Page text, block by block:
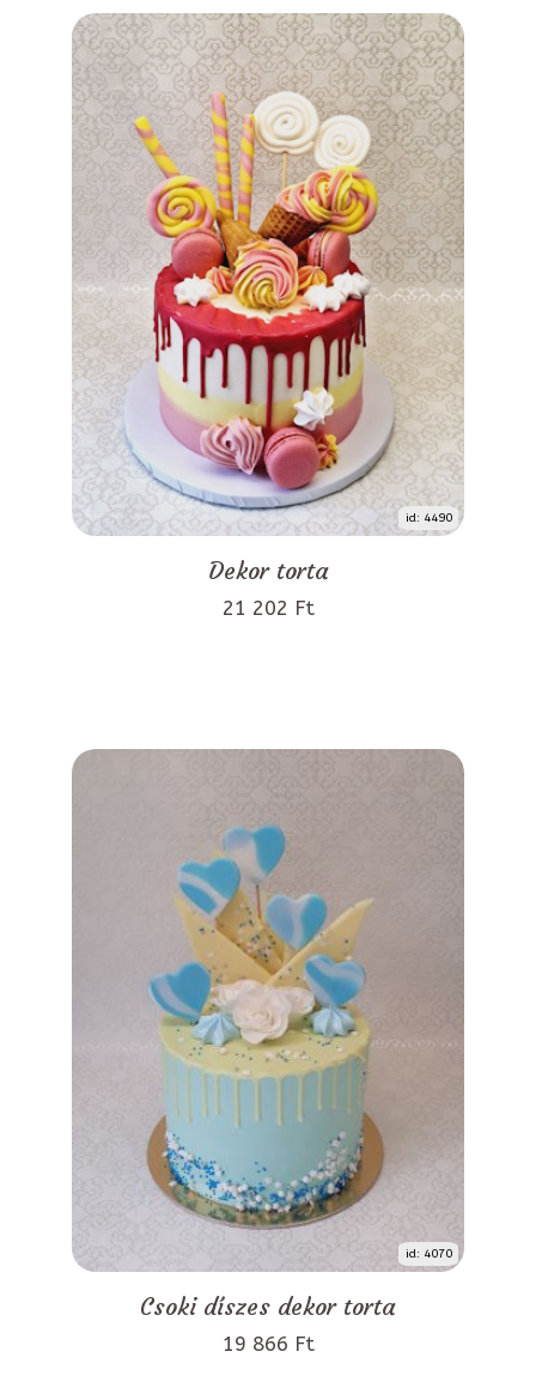
id: 4490
Dekor torta
21 202 Ft
id: 4070
Csoki díszes dekor torta
19 866 Ft